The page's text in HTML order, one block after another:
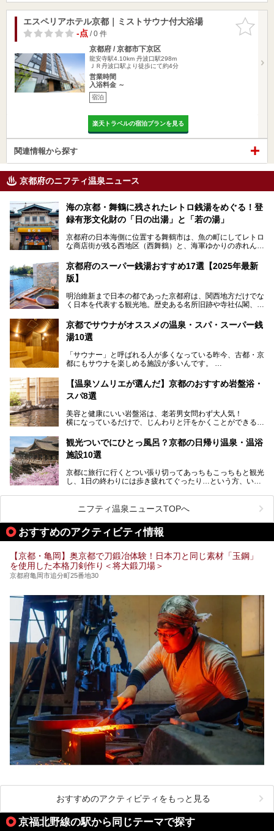
お気に入
りに追加
エスペリアホテル京都｜ミストサウナ付大浴場
-点/ 0 件
京都府 / 京都市下京区
龍安寺駅4.10km 丹波口駅298m
ＪＲ丹波口駅より徒歩にて約4分
営業時間
入浴料金 ～
宿泊
楽天トラベルの宿泊プランを見る
関連情報から探す
京都府のニフティ温泉ニュース
海の京都・舞鶴に残されたレトロ銭湯をめぐる！登
録有形文化財の「日の出湯」と「若の湯」
京都府の日本海側に位置する舞鶴市は、魚の町にしてレトロ
な商店街が残る西地区（西舞鶴）と、海軍ゆかりの赤れんが
ます。今回案内するのは西地区に今も残る2軒の銭湯「日の
出湯」と「若の湯」。いずれも国の登録有形文化財に指定さ
れた歴史ある建物でありながら、今も現役のお風呂屋さんで
漁師町や商店街で働く人々を支えてきたこの2軒の銭湯とと
ます。
───
この記事は京都府舞鶴市のPR記事です。
京都府のスーパー銭湯おすすめ17選【2025年最新
版】
明治維新まで日本の都であった京都府は、関西地方だけでな
く日本を代表する観光地。歴史ある名所旧跡や寺社仏閣、そ
今回は、そんな京都府で2025年現在おすすめのスーパー銭
湯を紹介します。
部でレジャー気分を満喫できる温泉施設まで、好みのスーパ
ー銭湯を探してみてくださいね。
京都でサウナがオススメの温泉・スパ・スーパー銭
湯10選
「サウナー」と呼ばれる人が多くなっている昨今、古都・京
都にもサウナを楽しめる施設が多いんです。
自分の好きなサウナを探すのもいいですが、さまざまなサウ
ナを体感してみたいですよね。
のある温浴施設を紹介します。
ウナを楽しみましょう！
【温泉ソムリエが選んだ】京都のおすすめ岩盤浴・
スパ8選
美容と健康にいい岩盤浴は、老若男女問わず大人気！
横になっているだけで、じんわりと汗をかくことができるの
地元の方はもちろん、旅先としても人気の京都。
観光のついでに岩盤浴のある温泉に浸かってリフレッシュす
今回は京都にある岩盤浴のある施設をピックアップしてご紹
観光ついでにひとっ風呂？京都の日帰り温泉・温浴
施設10選
京都に旅行に行くとつい張り切ってあっちもこっちもと観光
し、1日の終わりには歩き疲れてぐったり…という方、いま
そんな疲れた身体には温泉です！京都には、市内にも郊外に
も素晴らしい温泉がたくさんあります。そこで、日帰り利用
できるおすすめの温泉・温浴施設をまとめてみました。
ニフティ温泉ニュースTOPへ
おすすめのアクティビティ情報
【京都・亀岡】奥京都で刀鍛冶体験！日本刀と同じ素材「玉鋼」
を使用した本格刀剣作り＜将大鍛刀場＞
京都府亀岡市追分町25番地30
おすすめのアクティビティをもっと見る
京福北野線の駅から同じテーマで探す